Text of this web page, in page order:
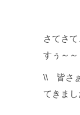
さてさて
すぅ～～
\\ 皆さ
てきま